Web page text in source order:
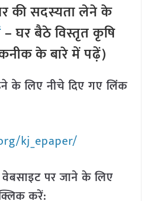
की सदस्यता लेने के
– घर बैठे विस्तृत कृषि
के बारे में पढ़ें)
के लिए नीचे दिए गए लिंक
kj_epaper/
पर जाने के लिए
करें: